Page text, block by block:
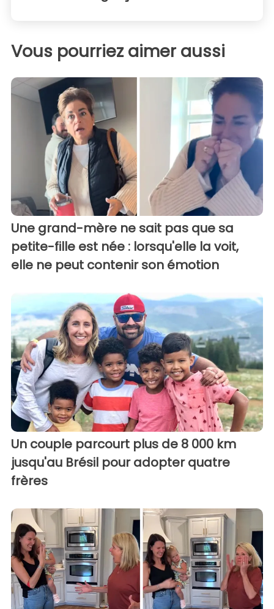
Vous pourriez aimer aussi
Une grand-mère ne sait pas que sa
petite-fille est née : lorsqu'elle la voit,
elle ne peut contenir son émotion
Un couple parcourt plus de 8 000 km
jusqu'au Brésil pour adopter quatre
frères